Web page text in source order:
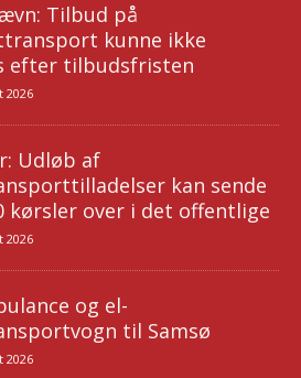
Tilbud på
kunne ikke
efter tilbudsfristen
2026
Udløb af
kan sende
kørsler over i det offentlige
2026
og el-
til Samsø
2026